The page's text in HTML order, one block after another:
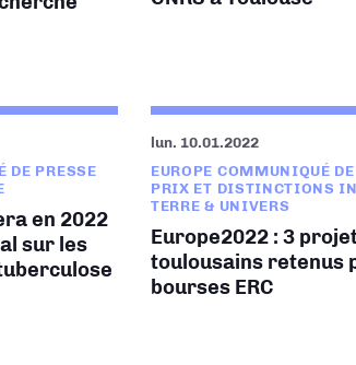
DE PRESSE
en 2022
sur les
lun. 10.01.2022
EUROPE COMMUNIQUÉ
PRIX ET DISTINCTIONS
TERRE & UNIVERS
Europe2022 : 3
toulousains retenus
bourses ERC